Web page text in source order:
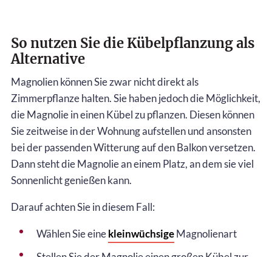
So nutzen Sie die Kübelpflanzung als
Alternative
Magnolien können Sie zwar nicht direkt als
Zimmerpflanze halten. Sie haben jedoch die Möglichkeit,
die Magnolie in einen Kübel zu pflanzen. Diesen können
Sie zeitweise in der Wohnung aufstellen und ansonsten
bei der passenden Witterung auf den Balkon versetzen.
Dann steht die Magnolie an einem Platz, an dem sie viel
Sonnenlicht genießen kann.
Darauf achten Sie in diesem Fall:
Wählen Sie einekleinwüchsigeMagnolienart